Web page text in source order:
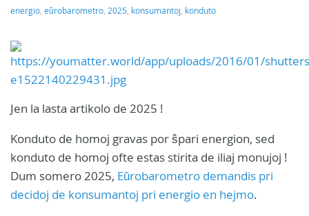
energio, eŭrobarometro, 2025, konsumantoj, konduto
Jen la lasta artikolo de 2025 !
Konduto de homoj gravas por ŝpari energion, sed
konduto de homoj ofte estas stirita de iliaj monujoj !
Dum somero 2025, Eŭrobarometro demandis pri
decidoj de konsumantoj pri energio en hejmo.